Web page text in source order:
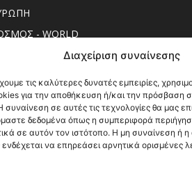
Διαχείριση συναίνεσης
τις καλύτερες δυνατές εμπειρίες,
για την αποθήκευση ή/και την πρόσβαση
σε αυτές τις τεχνολογίες θα μας
δεδομένα όπως η συμπεριφορά
σε αυτόν τον ιστότοπο. Η μη συναίνεση ή
να επηρεάσει αρνητικά ορισμένες
- WORLD
spots
Release
ΟΔΗΓΟΙ